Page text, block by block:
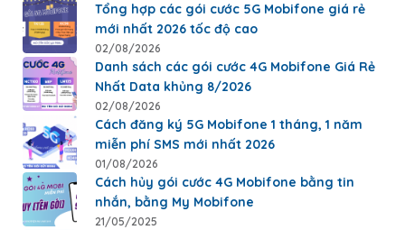
Tổng hợp các gói cước 5G Mobifone giá rẻ
mới nhất 2026 tốc độ cao
02/08/2026
Danh sách các gói cước 4G Mobifone Giá Rẻ
Nhất Data khủng 8/2026
02/08/2026
Cách đăng ký 5G Mobifone 1 tháng, 1 năm
miễn phí SMS mới nhất 2026
01/08/2026
Cách hủy gói cước 4G Mobifone bằng tin
nhắn, bằng My Mobifone
21/05/2025